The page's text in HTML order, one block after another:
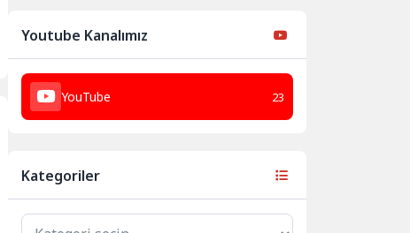
Youtube Kanalımız
YouTube 23
Kategoriler